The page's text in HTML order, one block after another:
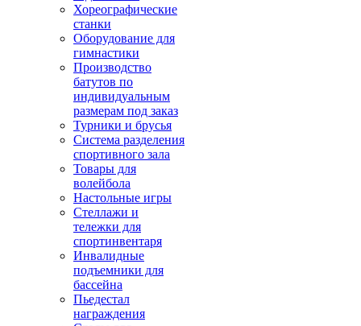
Хореографические
станки
Оборудование для
гимнастики
Производство
батутов по
индивидуальным
размерам под заказ
Турники и брусья
Система разделения
спортивного зала
Товары для
волейбола
Настольные игры
Стеллажи и
тележки для
спортинвентаря
Инвалидные
подъемники для
бассейна
Пьедестал
награждения